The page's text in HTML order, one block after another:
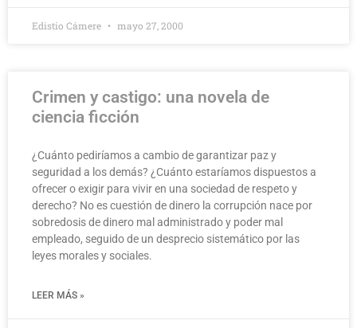
Edistio Cámere mayo 27, 2000
Crimen y castigo: una novela de
ciencia ficción
¿Cuánto pediríamos a cambio de garantizar paz y
seguridad a los demás? ¿Cuánto estaríamos dispuestos a
ofrecer o exigir para vivir en una sociedad de respeto y
derecho? No es cuestión de dinero la corrupción nace por
sobredosis de dinero mal administrado y poder mal
empleado, seguido de un desprecio sistemático por las
leyes morales y sociales.
LEER MÁS »